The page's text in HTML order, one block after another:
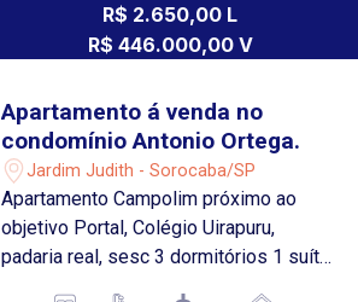
R$ 2.650,00 L
R$ 446.000,00 V
Apartamento á venda no
condomínio Antonio Ortega.
Jardim Judith - Sorocaba/SP
Apartamento Campolim próximo ao
objetivo Portal, Colégio Uirapuru,
padaria real, sesc 3 dormitórios 1 suíte